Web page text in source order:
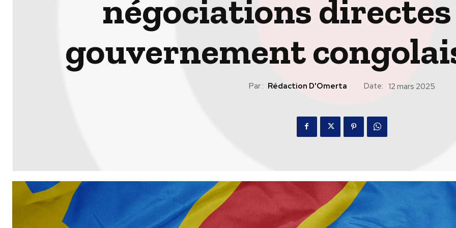
négociations
gouvernement
Par : Rédaction D'Omerta Date: 12 mars 2025